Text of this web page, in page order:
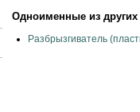
Одноименные из других
Разбрызгиватель